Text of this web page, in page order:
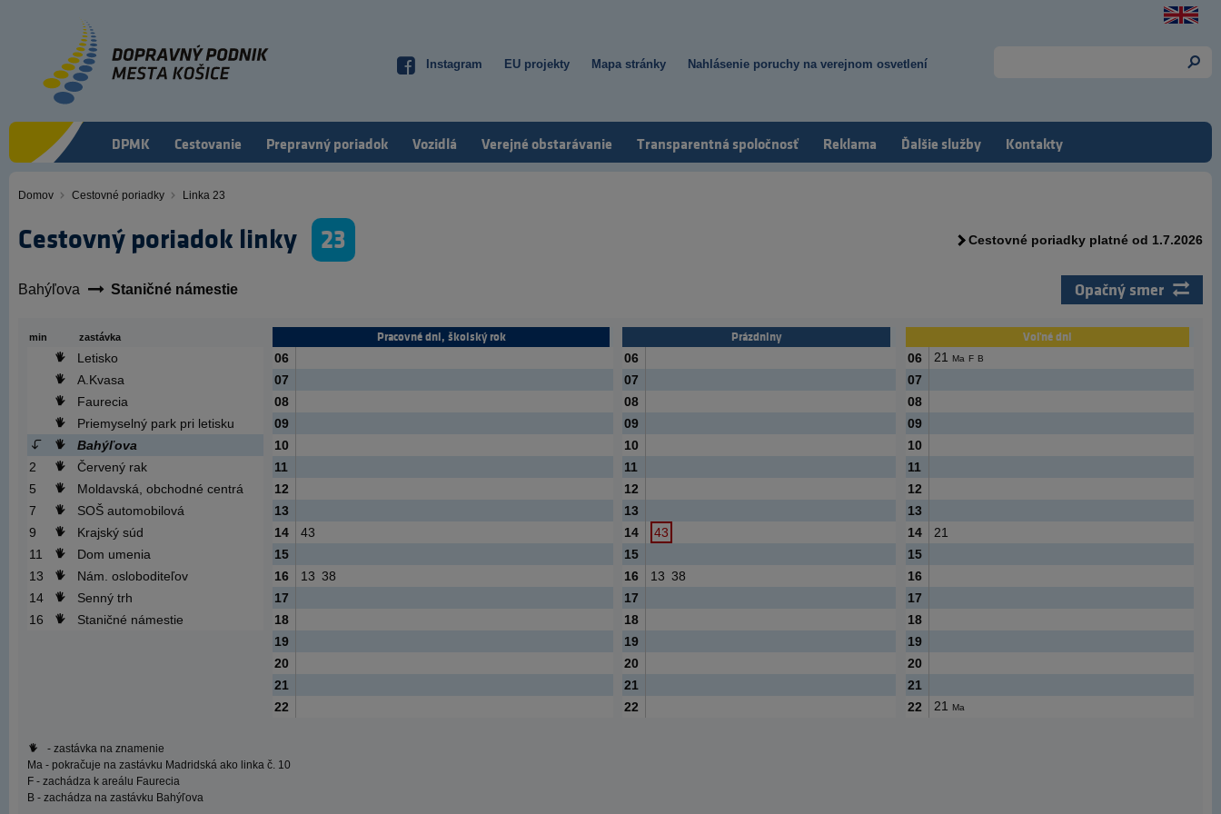
Top
Instagram EU projekty Mapa stránky Nahlásenie poruchy na verejnom osvetlení
DPMK Cestovanie Prepravný poriadok Vozidlá Verejné obstarávanie Transparentná spoločnosť Reklama Ďalšie služby Kontakty
Domov Cestovné poriadky Linka 23
Cestovný poriadok linky 23 Cestovné poriadky platné od 1.7.2026
Bahýľova Staničné námestie Opačný smer
min zastávka
Letisko
A.Kvasa
Faurecia
Priemyselný park pri letisku
Bahýľova
2
Červený rak
5
Moldavská, obchodné centrá
7
SOŠ automobilová
9
Krajský súd
11
Dom umenia
13
Nám. osloboditeľov
14
Senný trh
16
Staničné námestie
Pracovné dni, školský rok
06
07
08
09
10
11
12
13
14
43
15
16
13 38
17
18
19
20
21
22
Prázdniny
06
07
08
09
10
11
12
13
14
43
15
16
13 38
17
18
19
20
21
22
Voľné dni
06 21 Ma F B
07
08
09
10
11
12
13
14
21
15
16
17
18
19
20
21
22
21 Ma
- zastávka na znamenie
Ma - pokračuje na zastávku Madridská ako linka č. 10
F - zachádza k areálu Faurecia
B - zachádza na zastávku Bahýľova